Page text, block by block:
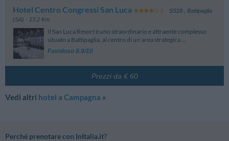
Hotel Centro Congressi San Luca SS18
Battipaglia
(SA) - 13.2 Km
Il San Luca Resort è uno straordinario e attraente complesso
situato a Battipaglia, al centro di un'area strategica ...
Favoloso 8.9/10
Prezzi da € 60
Vedi altri hotel a Campagna »
Perché prenotare con InItalia.it?